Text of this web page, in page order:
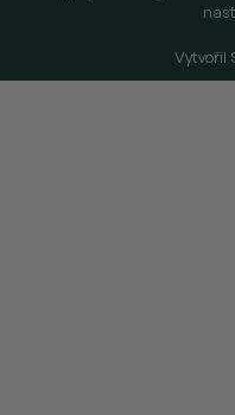
Vytvořil